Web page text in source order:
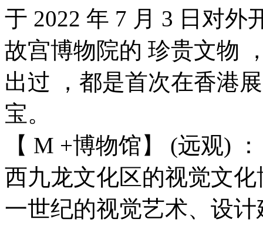
于 2022 年 7 月 3 日对
故宫博物院的 珍贵文物
出过 ，都是首次在香港
宝。
【 M +博物馆】 (远观) ：
西九龙文化区的视觉文
一世纪的视觉艺术、设